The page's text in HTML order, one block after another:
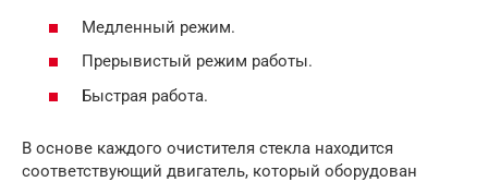
Медленный режим.
Прерывистый режим работы.
Быстрая работа.
В основе каждого очистителя стекла находится
соответствующий двигатель, который оборудован